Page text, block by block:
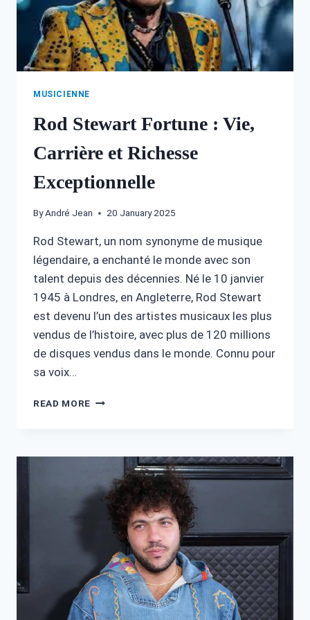
MUSICIENNE
Rod Stewart Fortune : Vie,
Carrière et Richesse
Exceptionnelle
ByAndré Jean 20 January 2025
Rod Stewart, un nom synonyme de musique
légendaire, a enchanté le monde avec son
talent depuis des décennies. Né le 10 janvier
1945 à Londres, en Angleterre, Rod Stewart
est devenu l’un des artistes musicaux les plus
vendus de l’histoire, avec plus de 120 millions
de disques vendus dans le monde. Connu pour
sa voix…
READ MORE ROD
VIE,
CARRIÈRE
ET
RICHESSE
EXCEPTIONNELLE